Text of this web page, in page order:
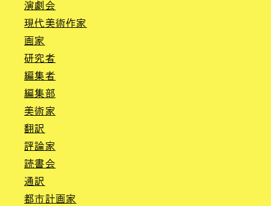
演劇会
現代美術作家
画家
研究者
編集者
編集部
美術家
翻訳
評論家
読書会
通訳
都市計画家